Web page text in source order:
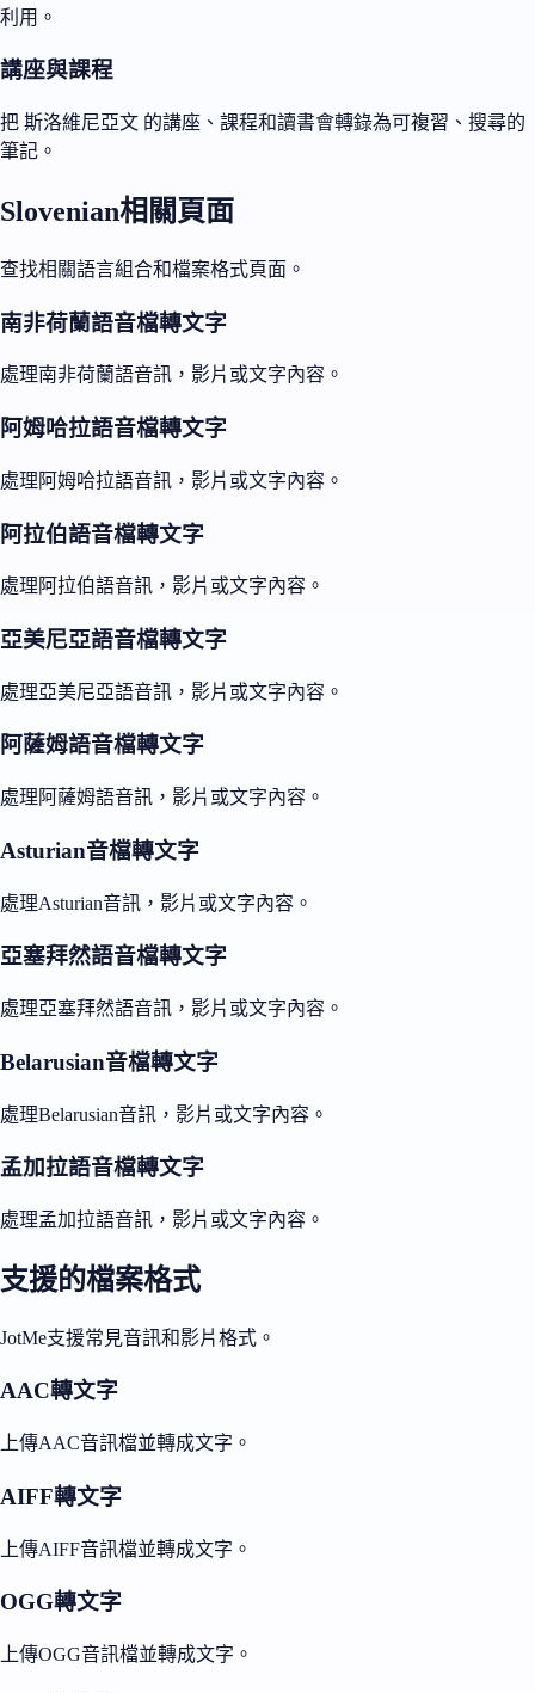
利用。
講座與課程
把 斯洛維尼亞文 的講座、課程和讀書會轉錄為可複習、搜尋的
筆記。
Slovenian相關頁面
查找相關語言組合和檔案格式頁面。
南非荷蘭語音檔轉文字
處理南非荷蘭語音訊，影片或文字內容。
阿姆哈拉語音檔轉文字
處理阿姆哈拉語音訊，影片或文字內容。
阿拉伯語音檔轉文字
處理阿拉伯語音訊，影片或文字內容。
亞美尼亞語音檔轉文字
處理亞美尼亞語音訊，影片或文字內容。
阿薩姆語音檔轉文字
處理阿薩姆語音訊，影片或文字內容。
Asturian音檔轉文字
處理Asturian音訊，影片或文字內容。
亞塞拜然語音檔轉文字
處理亞塞拜然語音訊，影片或文字內容。
Belarusian音檔轉文字
處理Belarusian音訊，影片或文字內容。
孟加拉語音檔轉文字
處理孟加拉語音訊，影片或文字內容。
支援的檔案格式
JotMe支援常見音訊和影片格式。
AAC轉文字
上傳AAC音訊檔並轉成文字。
AIFF轉文字
上傳AIFF音訊檔並轉成文字。
OGG轉文字
上傳OGG音訊檔並轉成文字。